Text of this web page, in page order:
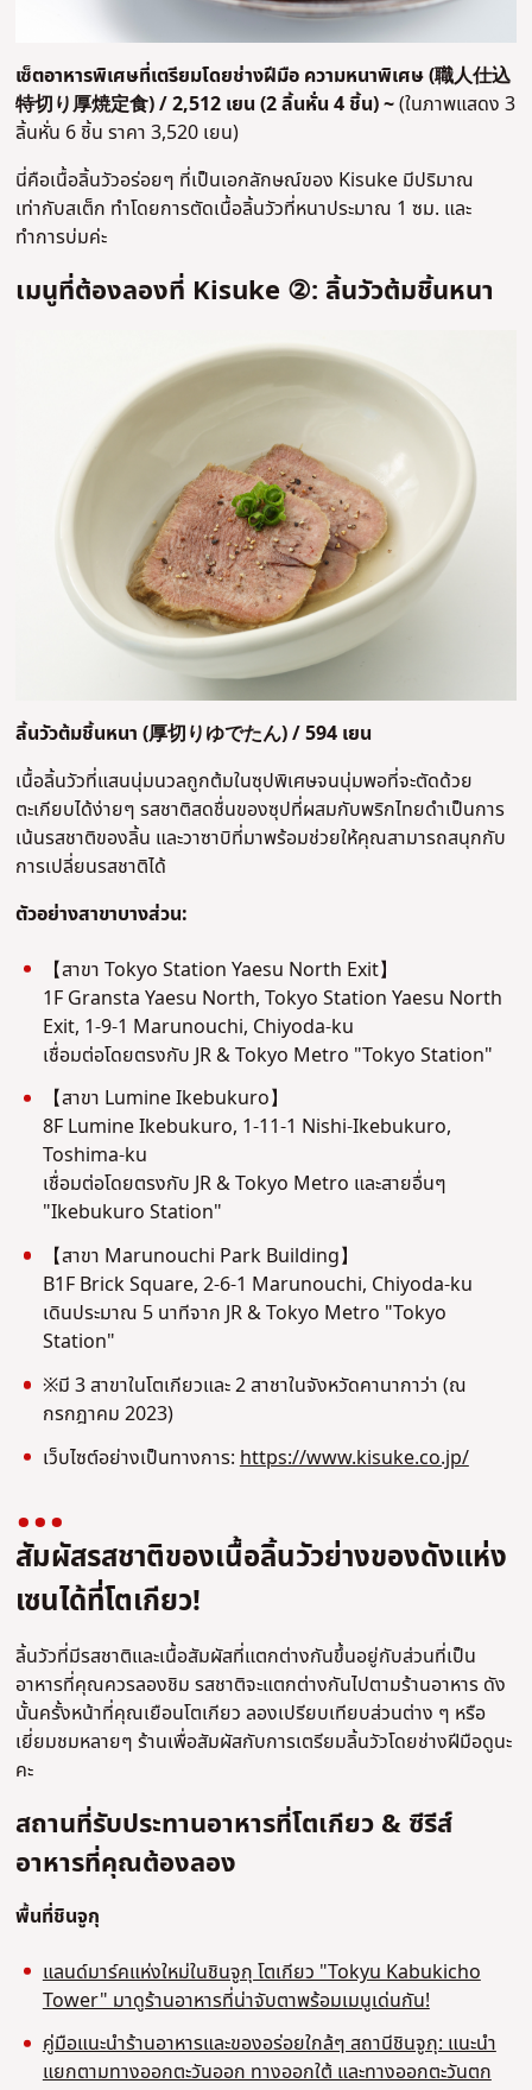
เซ็ตอาหารพิเศษที่เตรียมโดยช่างฝีมือ ความหนาพิเศษ(職人仕込
特切り厚焼定食) / 2,512 เยน (2 ลิ้นหั่น 4 ชิ้น) ~(ในภาพแสดง 3
ลิ้นหั่น 6 ชิ้น ราคา 3,520 เยน)
นี่คือเนื้อลิ้นวัวอร่อยๆ ที่เป็นเอกลักษณ์ของ Kisuke มีปริมาณ
เท่ากับสเต็ก ทำโดยการตัดเนื้อลิ้นวัวที่หนาประมาณ 1 ซม. และ
ทำการบ่มค่ะ
เมนูที่ต้องลองที่ Kisuke ②: ลิ้นวัวต้มชิ้นหนา
ลิ้นวัวต้มชิ้นหนา (厚切りゆでたん) / 594 เยน
เนื้อลิ้นวัวที่แสนนุ่มนวลถูกต้มในซุปพิเศษจนนุ่มพอที่จะตัดด้วย
ตะเกียบได้ง่ายๆ รสชาติสดชื่นของซุปที่ผสมกับพริกไทยดำเป็นการ
เน้นรสชาติของลิ้น และวาซาบิที่มาพร้อมช่วยให้คุณสามารถสนุกกับ
การเปลี่ยนรสชาติได้
ตัวอย่างสาขาบางส่วน:
【สาขา Tokyo Station Yaesu North Exit】
1F Gransta Yaesu North, Tokyo Station Yaesu North
Exit, 1-9-1 Marunouchi, Chiyoda-ku
เชื่อมต่อโดยตรงกับ JR & Tokyo Metro "Tokyo Station"
【สาขา Lumine Ikebukuro】
8F Lumine Ikebukuro, 1-11-1 Nishi-Ikebukuro,
Toshima-ku
เชื่อมต่อโดยตรงกับ JR & Tokyo Metro และสายอื่นๆ
"Ikebukuro Station"
【สาขา Marunouchi Park Building】
B1F Brick Square, 2-6-1 Marunouchi, Chiyoda-ku
เดินประมาณ 5 นาทีจาก JR & Tokyo Metro "Tokyo
Station"
※มี 3 สาขาในโตเกียวและ 2 สาชาในจังหวัดคานากาว่า (ณ
กรกฎาคม 2023)
เว็บไซต์อย่างเป็นทางการ: https://www.kisuke.co.jp/
สัมผัสรสชาติของเนื้อลิ้นวัวย่างของดังแห่ง
เซนได้ที่โตเกียว!
ลิ้นวัวที่มีรสชาติและเนื้อสัมผัสที่แตกต่างกันขึ้นอยู่กับส่วนที่เป็น
อาหารที่คุณควรลองชิม รสชาติจะแตกต่างกันไปตามร้านอาหาร ดัง
นั้นครั้งหน้าที่คุณเยือนโตเกียว ลองเปรียบเทียบส่วนต่าง ๆ หรือ
เยี่ยมชมหลายๆ ร้านเพื่อสัมผัสกับการเตรียมลิ้นวัวโดยช่างฝีมือดูนะ
คะ
สถานที่รับประทานอาหารที่โตเกียว & ซีรีส์
อาหารที่คุณต้องลอง
พื้นที่ชินจูกุ
แลนด์มาร์คแห่งใหม่ในชินจูกุ โตเกียว "Tokyu Kabukicho
Tower" มาดูร้านอาหารที่น่าจับตาพร้อมเมนูเด่นกัน!
คู่มือแนะนำร้านอาหารและของอร่อยใกล้ๆ สถานีชินจูกุ: แนะนำ
แยกตามทางออกตะวันออก ทางออกใต้ และทางออกตะวันตก